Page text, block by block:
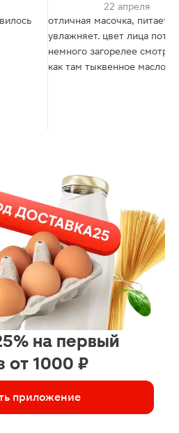
22 апреля
отличная масочка, питает,
увлажняет. цвет лица потом
немного загорелее
как там тыквенное масло.
на первый
от 1000 ₽
приложение